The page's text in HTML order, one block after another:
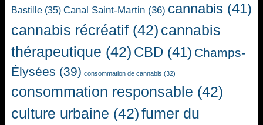
Bastille (35) Canal Saint-Martin (36) cannabis (41)
cannabis récréatif (42) cannabis
thérapeutique (42) CBD (41) Champs-
Élysées (39) consommation de cannabis (32)
consommation responsable (42)
culture urbaine (42)fumer du